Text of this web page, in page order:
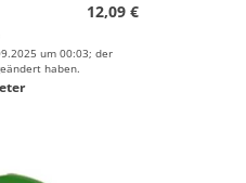
12,09 €
um 00:03; der
haben.